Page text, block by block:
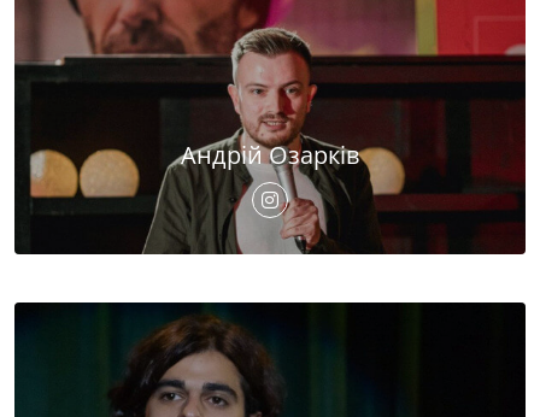
Андрій Озарків